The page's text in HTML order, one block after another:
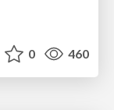
0 460